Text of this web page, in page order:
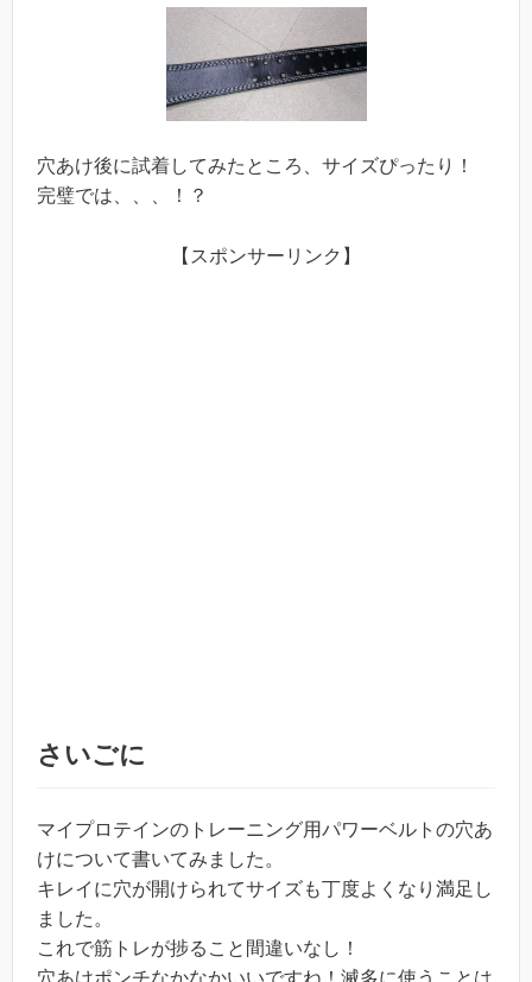
穴あけ後に試着してみたところ、サイズぴったり！
完璧では、、、！？
【スポンサーリンク】
さいごに
マイプロテインのトレーニング用パワーベルトの穴あ
けについて書いてみました。
キレイに穴が開けられてサイズも丁度よくなり満足し
ました。
これで筋トレが捗ること間違いなし！
穴あけポンチなかなかいいですね！滅多に使うことは